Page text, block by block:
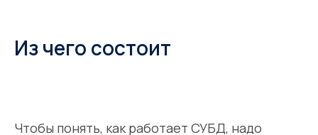
Из чего состоит
Чтобы понять, как работает СУБД, надо